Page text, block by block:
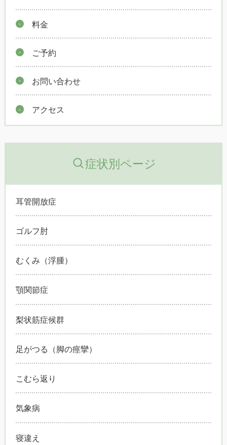
料金
ご予約
お問い合わせ
アクセス
症状別ページ
耳管開放症
ゴルフ肘
むくみ（浮腫）
顎関節症
梨状筋症候群
足がつる（脚の痙攣）
こむら返り
気象病
寝違え